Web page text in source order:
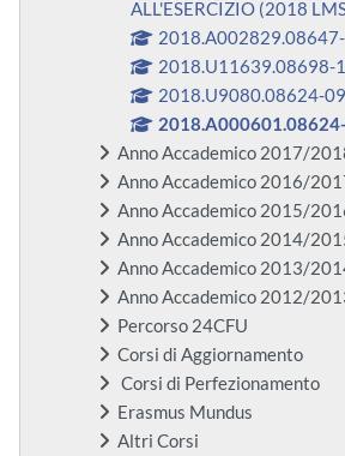
ALL'ESERCIZIO (2018
2018.U11639.08698-
2018.U9080.08624-
Anno Accademico 2017/
Anno Accademico 2016/
Anno Accademico 2015/
Anno Accademico 2014/
Anno Accademico 2013/
Anno Accademico 2012/
Percorso 24CFU
Corsi di Aggiornamento
Corsi di Perfezionamento
Erasmus Mundus
Altri Corsi